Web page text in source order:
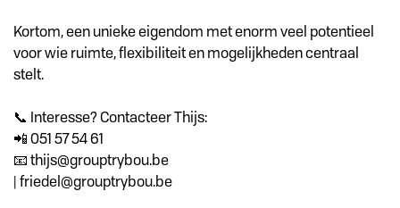
Kortom, een unieke eigendom met enorm veel potentieel
voor wie ruimte, flexibiliteit en mogelijkheden centraal
stelt.
📞 Interesse? Contacteer Thijs:
📲 051 57 54 61
📧 thijs@grouptrybou.be
| friedel@grouptrybou.be